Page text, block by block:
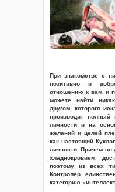
При знакомстве с
позитивно и
отношению к вам, и
можете найти
другом, которого
производит полный
личности и на
желаний и целей
как настоящий
личности. Причем
хладнокровием,
поэтому из всех
Контролер
категорию